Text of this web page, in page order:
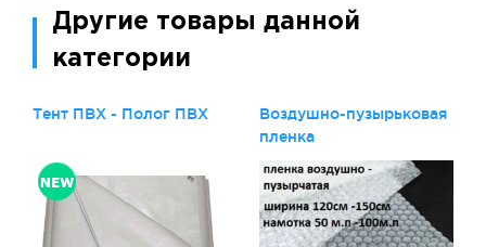
Другие товары данной
категории
Тент ПВХ - Полог ПВХ
Воздушно-пузырьковая
пленка